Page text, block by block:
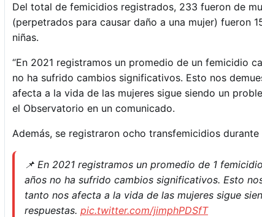
Del total de femicidios registrados, 233 fueron de
(perpetrados para causar daño a una mujer) fueron
niñas.
“En 2021 registramos un promedio de un femicidio
no ha sufrido cambios significativos. Esto nos
afecta a la vida de las mujeres sigue siendo un
el Observatorio en un comunicado.
Además, se registraron ocho transfemicidios
📌 En 2021 registramos un promedio de 1
años no ha sufrido cambios significativos. Esto
tanto nos afecta a la vida de las mujeres sigue
respuestas. pic.twitter.com/jimphPDSfT